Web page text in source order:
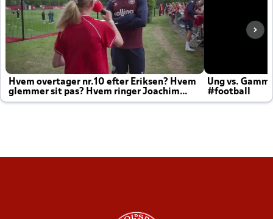
Hvem overtager nr.10 efter Eriksen? Hvem
glemmer sit pas? Hvem ringer Joachim
altid til efter kampe?
Ung vs.
#football